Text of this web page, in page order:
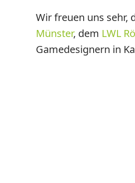
Wir freuen uns sehr,
Münster, dem LWL
Gamedesignern in